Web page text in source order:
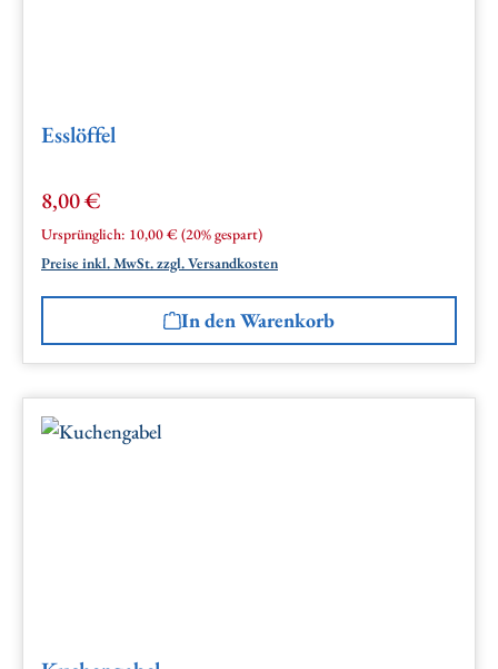
Esslöffel
Verkaufspreis:
8,00 €
Ursprünglich: Regulärer Preis:
10,00 €(20% gespart)
Preise inkl. MwSt. zzgl. Versandkosten
In den Warenkorb